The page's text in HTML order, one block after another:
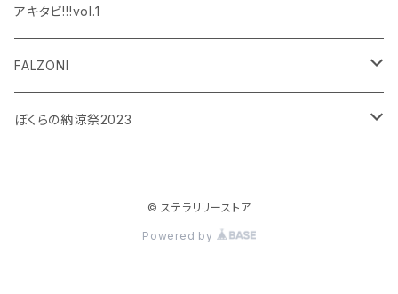
設楽銀河
平賀勇成
吉岡佑
和泉宗兵
神永圭佑
小波津亜廉
アキタビ!!!vol.1
FALZONI
笠間淳の黄昏古書堂
ぼくらの納涼祭2023
© ステラリリーストア
Powered by